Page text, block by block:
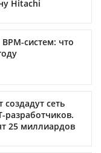
Hitachi
систем: что
создадут сеть
разработчиков.
25 миллиардов